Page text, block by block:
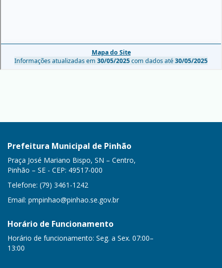
Prefeitura Municipal de Pinhão
Praça José Mariano Bispo, SN – Centro,
Pinhão – SE - CEP: 49517-000
Telefone: (79) 3461-1242
Email: pmpinhao@pinhao.se.gov.br
Horário de Funcionamento
Horário de funcionamento: Seg. a Sex. 07:00–
13:00